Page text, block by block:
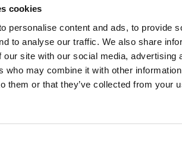
cookies
personalise content and ads, to provide
to analyse our traffic. We also share
our site with our social media, advertising
who may combine it with other
them or that they’ve collected from your
ВИКОРИСТАННЯ